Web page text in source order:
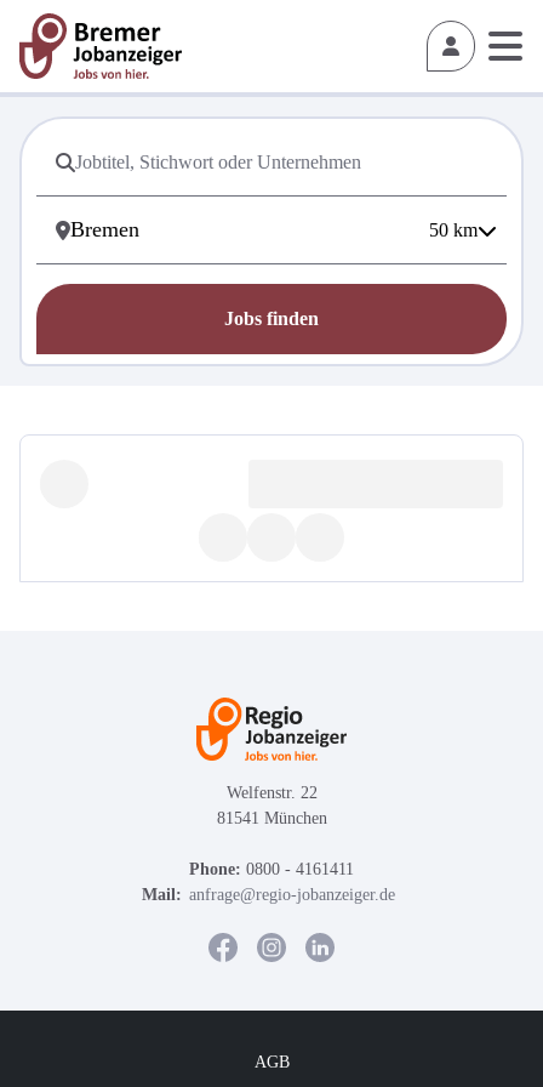
50 km
Jobs finden
Welfenstr. 22
81541 München
Phone: 0800 - 4161411
Mail: anfrage@regio-jobanzeiger.de
AGB